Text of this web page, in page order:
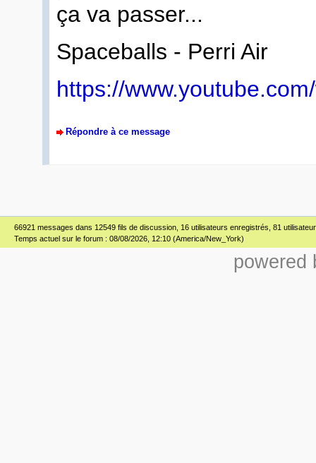
ça va passer...
Spaceballs - Perri Air
https://
Répondre à ce message
66921 messages dans 12549 fils de discussion, 16 utilisateurs enregistrés, 81
Temps actuel sur le forum : 08/08/2026, 12:10 (America/New_York)
powered